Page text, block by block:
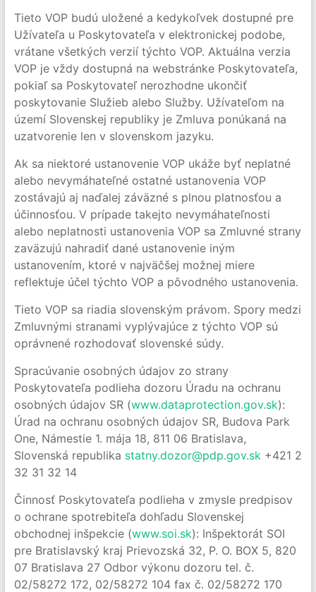
Tieto VOP budú uložené a kedykoľvek dostupné pre
Užívateľa u Poskytovateľa v elektronickej podobe,
vrátane všetkých verzií týchto VOP. Aktuálna verzia
VOP je vždy dostupná na webstránke Poskytovateľa,
pokiaľ sa Poskytovateľ nerozhodne ukončiť
poskytovanie Služieb alebo Služby. Užívateľom na
území Slovenskej republiky je Zmluva ponúkaná na
uzatvorenie len v slovenskom jazyku.
Ak sa niektoré ustanovenie VOP ukáže byť neplatné
alebo nevymáhateľné ostatné ustanovenia VOP
zostávajú aj naďalej záväzné s plnou platnosťou a
účinnosťou. V prípade takejto nevymáhateľnosti
alebo neplatnosti ustanovenia VOP sa Zmluvné strany
zaväzujú nahradiť dané ustanovenie iným
ustanovením, ktoré v najväčšej možnej miere
reflektuje účel týchto VOP a pôvodného ustanovenia.
Tieto VOP sa riadia slovenským právom. Spory medzi
Zmluvnými stranami vyplývajúce z týchto VOP sú
oprávnené rozhodovať slovenské súdy.
Spracúvanie osobných údajov zo strany
Poskytovateľa podlieha dozoru Úradu na ochranu
osobných údajov SR (www.dataprotection.gov.sk):
Úrad na ochranu osobných údajov SR, Budova Park
One, Námestie 1. mája 18, 811 06 Bratislava,
Slovenská republika statny.dozor@pdp.gov.sk+421 2
32 31 32 14
Činnosť Poskytovateľa podlieha v zmysle predpisov
o ochrane spotrebiteľa dohľadu Slovenskej
obchodnej inšpekcie (www.soi.sk): Inšpektorát SOI
pre Bratislavský kraj Prievozská 32, P. O. BOX 5, 820
07 Bratislava 27 Odbor výkonu dozoru tel. č.
02/58272 172, 02/58272 104 fax č. 02/58272 170